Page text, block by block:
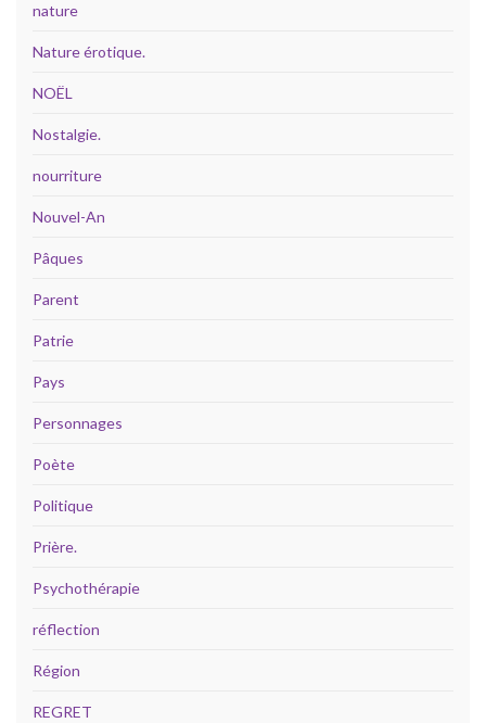
nature
Nature érotique.
NOËL
Nostalgie.
nourriture
Nouvel-An
Pâques
Parent
Patrie
Pays
Personnages
Poète
Politique
Prière.
Psychothérapie
réflection
Région
REGRET